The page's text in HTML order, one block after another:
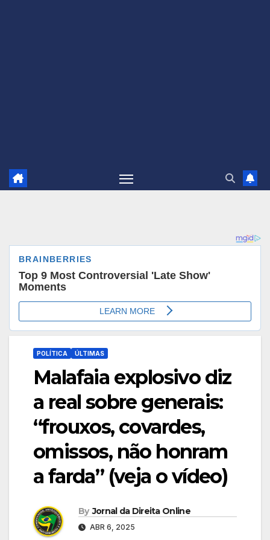
POLÍTICA ÚLTIMAS
Malafaia explosivo diz
a real sobre generais:
“frouxos, covardes,
omissos, não honram
a farda” (veja o vídeo)
By Jornal da Direita Online
ABR 6, 2025